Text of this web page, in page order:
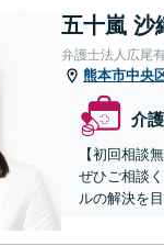
五十嵐 沙
弁護士法人広尾
熊本市中央
介
【初回相談
ぜひご相談
ルの解決を目